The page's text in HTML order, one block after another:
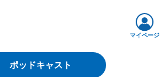
ポッドキャスト
マイページ